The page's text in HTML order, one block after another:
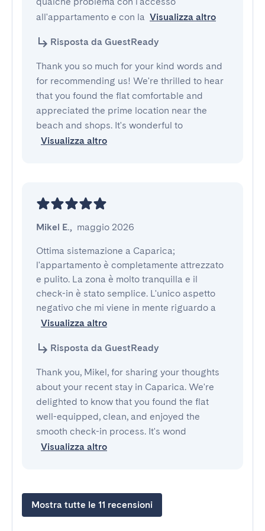
all'appartamento e con la Visualizza altro
Risposta da GuestReady
Thank you so much for your kind words and
for recommending us! We're thrilled to hear
that you found the flat comfortable and
appreciated the prime location near the
beach and shops. It's wonderful to
Visualizza altro
Mikel E., maggio 2026
Ottima sistemazione a Caparica;
l'appartamento è completamente attrezzato
e pulito. La zona è molto tranquilla e il
check-in è stato semplice. L'unico aspetto
negativo che mi viene in mente riguardo a
Visualizza altro
Risposta da GuestReady
Thank you, Mikel, for sharing your thoughts
about your recent stay in Caparica. We're
delighted to know that you found the flat
well-equipped, clean, and enjoyed the
smooth check-in process. It's wond
Visualizza altro
Mostra tutte le 11 recensioni